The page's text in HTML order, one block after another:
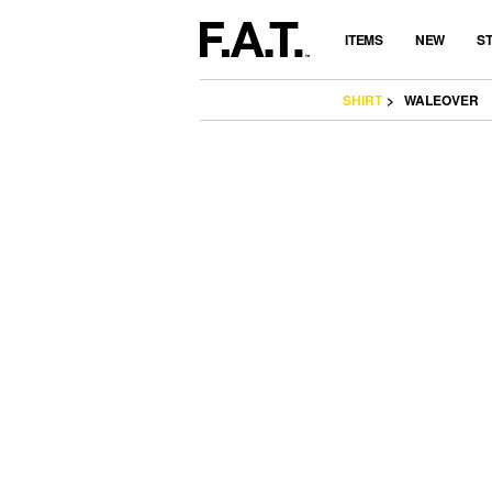
ITEMS NEW
SHIRT WALEOVER